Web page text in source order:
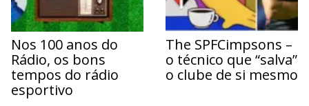
Nos 100 anos do
Rádio, os bons
tempos do rádio
esportivo
The SPFCimpsons –
o técnico que “salva”
o clube de si mesmo